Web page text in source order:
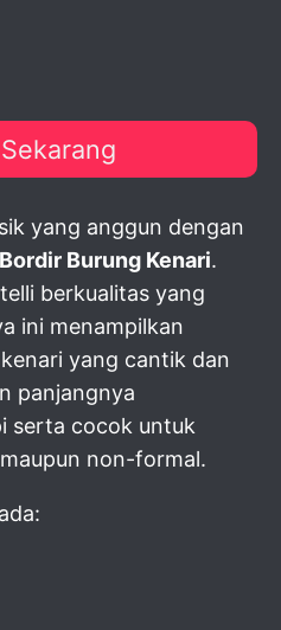
yang anggun dengan
Burung Kenari.
berkualitas yang
ini menampilkan
yang cantik dan
panjangnya
serta cocok untuk
non-formal.